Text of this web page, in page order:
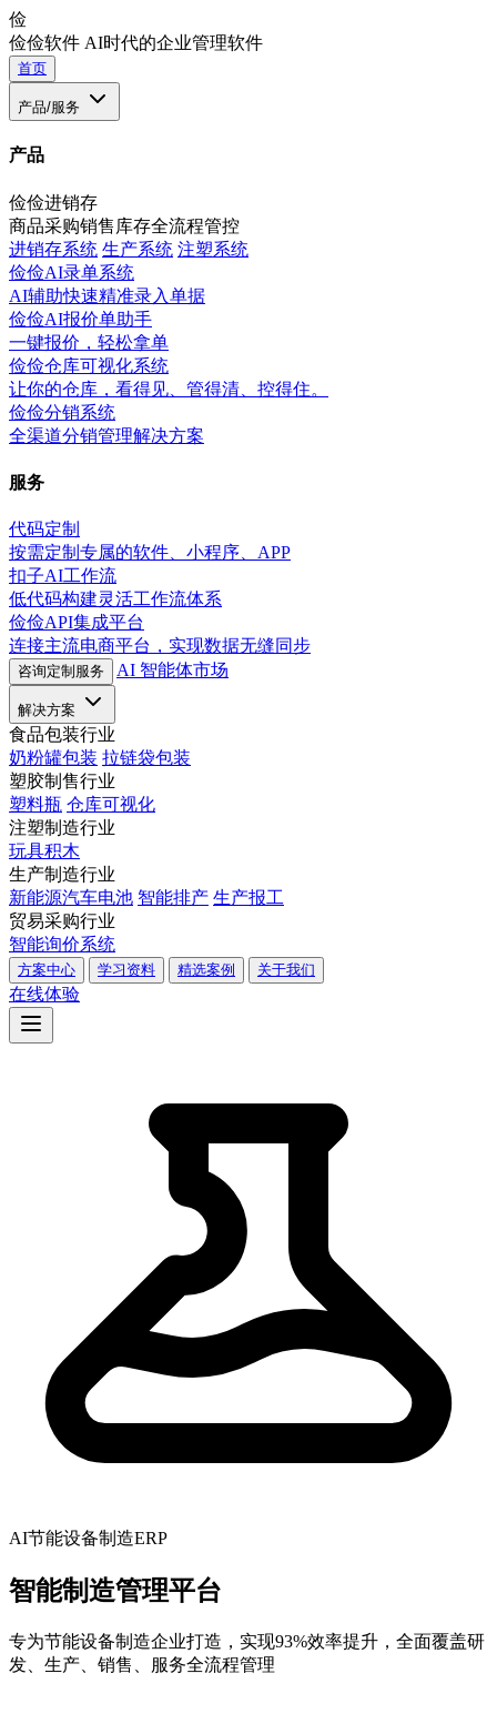
俭
俭俭软件 AI时代的企业管理软件
首页
产品/服务
产品
俭俭进销存
商品采购销售库存全流程管控
进销存系统 生产系统 注塑系统
俭俭AI录单系统
AI辅助快速精准录入单据
俭俭AI报价单助手
一键报价，轻松拿单
俭俭仓库可视化系统
让你的仓库，看得见、管得清、控得住。
俭俭分销系统
全渠道分销管理解决方案
服务
代码定制
按需定制专属的软件、小程序、APP
扣子AI工作流
低代码构建灵活工作流体系
俭俭API集成平台
连接主流电商平台，实现数据无缝同步
咨询定制服务 AI 智能体市场
解决方案
食品包装行业
奶粉罐包装 拉链袋包装
塑胶制售行业
塑料瓶 仓库可视化
注塑制造行业
玩具积木
生产制造行业
新能源汽车电池 智能排产 生产报工
贸易采购行业
智能询价系统
方案中心 学习资料 精选案例 关于我们
在线体验
AI节能设备制造ERP
智能制造管理平台
专为节能设备制造企业打造，实现93%效率提升，全面覆盖研
发、生产、销售、服务全流程管理